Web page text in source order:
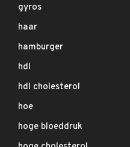
gyros
haar
hamburger
hdl
hdl cholesterol
hoe
hoge bloeddruk